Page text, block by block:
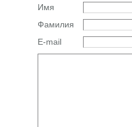
Имя
Фамилия
E-mail